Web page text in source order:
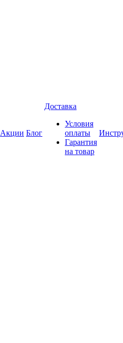
Акции Блог
Доставка
Условия
оплаты
Гарантия
на товар